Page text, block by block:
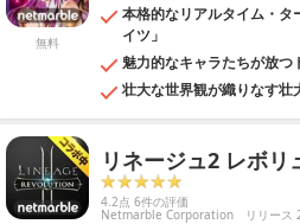
無料
本格的なリアルタイム・タ
イツ」
魅力的なキャラたちが放つ
壮大な世界観が織りなす壮
リネージュ2 レボリ
4.2点 6件の評価
Netmarble Corporation リリー